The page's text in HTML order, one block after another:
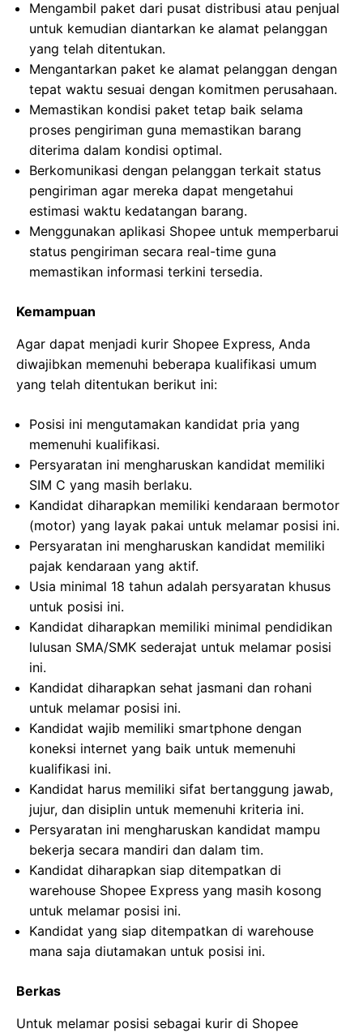
Mengambil paket dari pusat distribusi atau penjual
untuk kemudian diantarkan ke alamat pelanggan
yang telah ditentukan.
Mengantarkan paket ke alamat pelanggan dengan
tepat waktu sesuai dengan komitmen perusahaan.
Memastikan kondisi paket tetap baik selama
proses pengiriman guna memastikan barang
diterima dalam kondisi optimal.
Berkomunikasi dengan pelanggan terkait status
pengiriman agar mereka dapat mengetahui
estimasi waktu kedatangan barang.
Menggunakan aplikasi Shopee untuk memperbarui
status pengiriman secara real-time guna
memastikan informasi terkini tersedia.
Kemampuan
Agar dapat menjadi kurir Shopee Express, Anda
diwajibkan memenuhi beberapa kualifikasi umum
yang telah ditentukan berikut ini:
Posisi ini mengutamakan kandidat pria yang
memenuhi kualifikasi.
Persyaratan ini mengharuskan kandidat memiliki
SIM C yang masih berlaku.
Kandidat diharapkan memiliki kendaraan bermotor
(motor) yang layak pakai untuk melamar posisi ini.
Persyaratan ini mengharuskan kandidat memiliki
pajak kendaraan yang aktif.
Usia minimal 18 tahun adalah persyaratan khusus
untuk posisi ini.
Kandidat diharapkan memiliki minimal pendidikan
lulusan SMA/SMK sederajat untuk melamar posisi
ini.
Kandidat diharapkan sehat jasmani dan rohani
untuk melamar posisi ini.
Kandidat wajib memiliki smartphone dengan
koneksi internet yang baik untuk memenuhi
kualifikasi ini.
Kandidat harus memiliki sifat bertanggung jawab,
jujur, dan disiplin untuk memenuhi kriteria ini.
Persyaratan ini mengharuskan kandidat mampu
bekerja secara mandiri dan dalam tim.
Kandidat diharapkan siap ditempatkan di
warehouse Shopee Express yang masih kosong
untuk melamar posisi ini.
Kandidat yang siap ditempatkan di warehouse
mana saja diutamakan untuk posisi ini.
Berkas
Untuk melamar posisi sebagai kurir di Shopee